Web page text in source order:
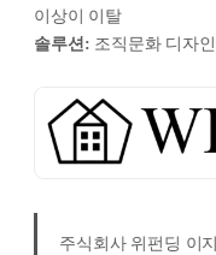
이상이 이탈
솔루션: 조직문화 디자
주식회사 위펀딩 이